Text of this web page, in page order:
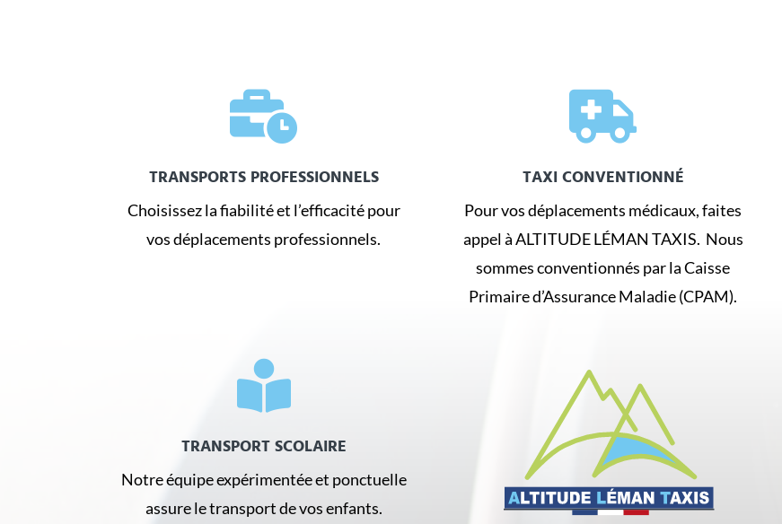

TRANSPORTS PROFESSIONNELS
Choisissez la fiabilité et l’efficacité pour
vos déplacements professionnels.

TAXI CONVENTIONNÉ
Pour vos déplacements médicaux, faites
appel à ALTITUDE LÉMAN TAXIS. Nous
sommes conventionnés par la Caisse
Primaire d’Assurance Maladie (CPAM).

TRANSPORT SCOLAIRE
Notre équipe expérimentée et ponctuelle
assure le transport de vos enfants.